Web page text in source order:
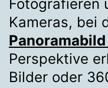
Fotografieren
Kameras, bei
Panoramabild
Perspektive
Bilder oder